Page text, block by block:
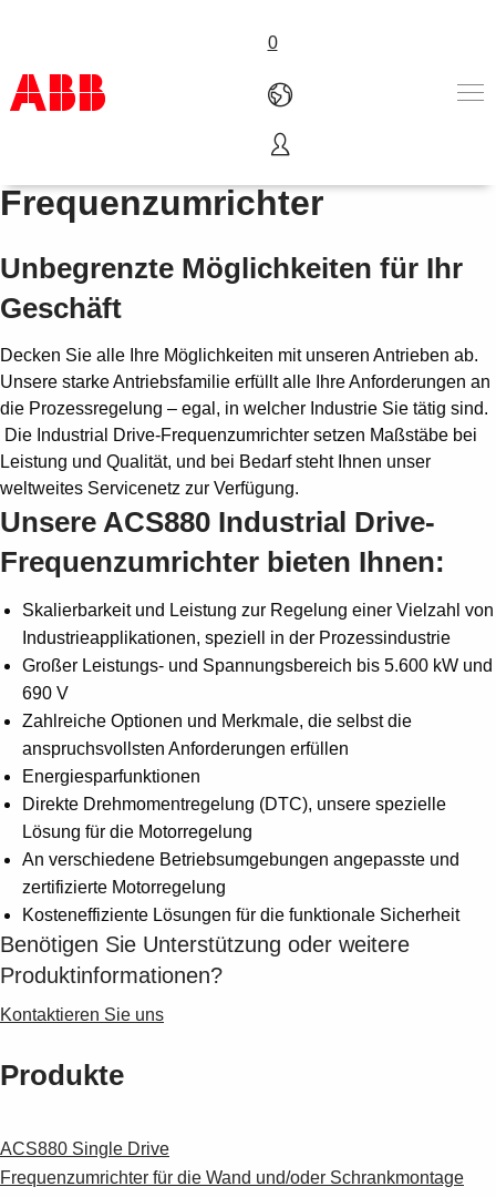
0
Produkte und Leistungen
Branchenlösungen
Über uns
Kontakt
Karriere
Products
Shopping list preview
Industrial Drive-
Frequenzumrichter
Unbegrenzte Möglichkeiten für Ihr
Geschäft
Decken Sie alle Ihre Möglichkeiten mit unseren Antrieben ab.
Unsere starke Antriebsfamilie erfüllt alle Ihre Anforderungen an
die Prozessregelung – egal, in welcher Industrie Sie tätig sind.
Die Industrial Drive-Frequenzumrichter setzen Maßstäbe bei
Leistung und Qualität, und bei Bedarf steht Ihnen unser
weltweites Servicenetz zur Verfügung.
Unsere ACS880 Industrial Drive-
Frequenzumrichter bieten Ihnen:
Skalierbarkeit und Leistung zur Regelung einer Vielzahl von
Industrieapplikationen, speziell in der Prozessindustrie
Großer Leistungs- und Spannungsbereich bis 5.600 kW und
690 V
Zahlreiche Optionen und Merkmale, die selbst die
anspruchsvollsten Anforderungen erfüllen
Energiesparfunktionen
Direkte Drehmomentregelung (DTC), unsere spezielle
Lösung für die Motorregelung
An verschiedene Betriebsumgebungen angepasste und
zertifizierte Motorregelung
Kosteneffiziente Lösungen für die funktionale Sicherheit
Benötigen Sie Unterstützung oder weitere
Produktinformationen?
Kontaktieren Sie uns
Produkte
ACS880 Single Drive
Frequenzumrichter für die Wand und/oder Schrankmontage